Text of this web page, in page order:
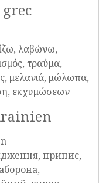
λαβώνω,
τραύμα,
μελανιά, μώλωπα,
εκχυμώσεων
припис,